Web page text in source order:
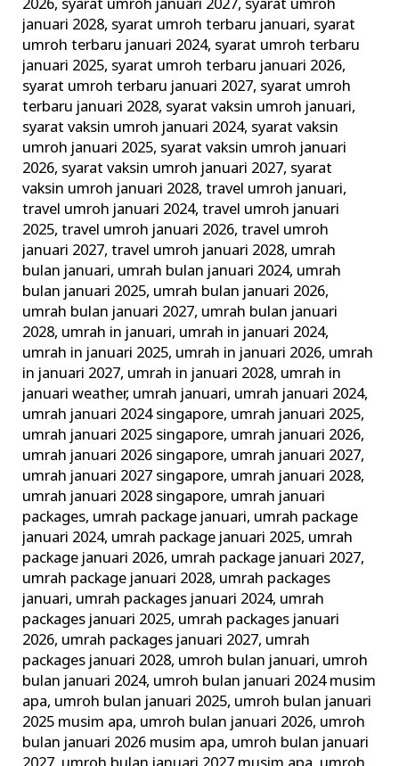
2026, syarat umroh januari 2027, syarat umroh
januari 2028, syarat umroh terbaru januari, syarat
umroh terbaru januari 2024, syarat umroh terbaru
januari 2025, syarat umroh terbaru januari 2026,
syarat umroh terbaru januari 2027, syarat umroh
terbaru januari 2028, syarat vaksin umroh januari,
syarat vaksin umroh januari 2024, syarat vaksin
umroh januari 2025, syarat vaksin umroh januari
2026, syarat vaksin umroh januari 2027, syarat
vaksin umroh januari 2028,travel umroh januari,
travel umroh januari 2024,travel umroh januari
2025,travel umroh januari 2026,travel umroh
januari 2027,travel umroh januari 2028, umrah
bulan januari, umrah bulan januari 2024, umrah
bulan januari 2025, umrah bulan januari 2026,
umrah bulan januari 2027, umrah bulan januari
2028, umrah in januari, umrah in januari 2024,
umrah in januari 2025, umrah in januari 2026, umrah
in januari 2027, umrah in januari 2028, umrah in
januari weather, umrah januari, umrah januari 2024,
umrah januari 2024 singapore, umrah januari 2025,
umrah januari 2025 singapore, umrah januari 2026,
umrah januari 2026 singapore, umrah januari 2027,
umrah januari 2027 singapore, umrah januari 2028,
umrah januari 2028 singapore, umrah januari
packages, umrah package januari, umrah package
januari 2024, umrah package januari 2025, umrah
package januari 2026, umrah package januari 2027,
umrah package januari 2028, umrah packages
januari, umrah packages januari 2024, umrah
packages januari 2025, umrah packages januari
2026, umrah packages januari 2027, umrah
packages januari 2028, umroh bulan januari, umroh
bulan januari 2024, umroh bulan januari 2024 musim
apa, umroh bulan januari 2025, umroh bulan januari
2025 musim apa, umroh bulan januari 2026, umroh
bulan januari 2026 musim apa, umroh bulan januari